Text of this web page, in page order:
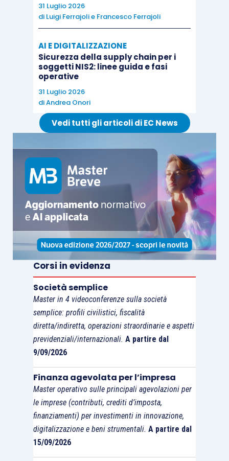
31 Luglio 2026
di Luigi Ferrajolie Francesco Ferrajoli
AI E DIGITALIZZAZIONE
Sicurezza della supply chain per i
soggetti NIS2: linee guida e fasi
operative
31 Luglio 2026
diAndrea Onori
Vedi tutti gli articoli di EC News
Corsi in evidenza
Società semplice
Master in 4 videoconferenze sulla società
semplice: profili civilistici, fiscalità
diretta/indiretta, operazioni straordinarie e aspetti
previdenziali/internazionali. A partire dal
9/09/2026
Finanza agevolata per l’impresa
Master operativo sulle principali agevolazioni per
le imprese (contributi, crediti d’imposta,
finanziamenti) per investimenti in innovazione,
digitalizzazione e beni strumentali. A partire dal
15/09/2026